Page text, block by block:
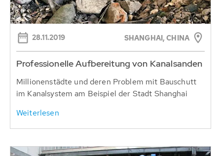
28.11.2019 SHANGHAI, CHINA
Professionelle Aufbereitung von Kanalsanden
Millionenstädte und deren Problem mit Bauschutt
im Kanalsystem am Beispiel der Stadt Shanghai
Weiterlesen